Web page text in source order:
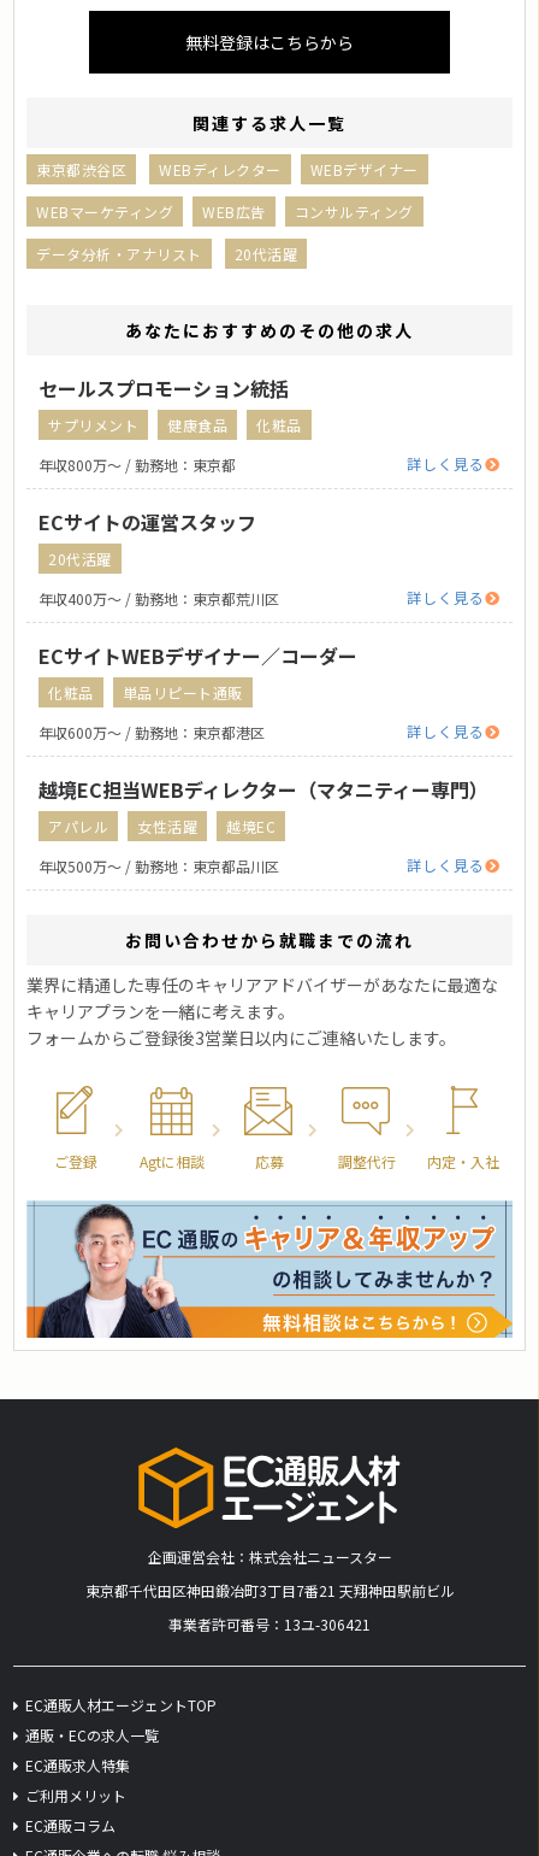
無料登録はこちらから
関連する求人一覧
東京都渋谷区 WEBディレクター WEBデザイナー
WEBマーケティング WEB広告 コンサルティング
データ分析・アナリスト 20代活躍
あなたにおすすめのその他の求人
セールスプロモーション統括
サプリメント 健康食品
化粧品
年収800万〜 / 勤務地：東京都
詳しく見る
ECサイトの運営スタッフ
20代活躍
年収400万〜 / 勤務地：東京都荒川区
詳しく見る
ECサイトWEBデザイナー／コーダー
化粧品
単品リピート通販
年収600万〜 / 勤務地：東京都港区
詳しく見る
越境EC担当WEBディレクター（マタニティー専門）
アパレル 女性活躍
越境EC
年収500万〜 / 勤務地：東京都品川区
詳しく見る
お問い合わせから就職までの流れ
業界に精通した専任のキャリアアドバイザーがあなたに最適な
キャリアプランを一緒に考えます。
フォームからご登録後3営業日以内にご連絡いたします。
ご登録 Agtに相談 応募 調整代行 内定・入社
企画運営会社：株式会社ニュースター
​東京都千代田区神田鍛冶町3丁目7番21 天翔神田駅前ビル
事業者許可番号：13ユ-306421
EC通販人材エージェントTOP
通販・ECの求人一覧
EC通販求人特集
ご利用メリット
EC通販コラム